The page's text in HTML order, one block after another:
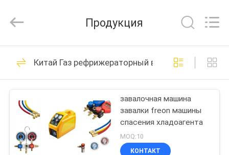
ДОМ
ПРОДУКТЫ
НАС
Rights
by
Конкретный
автоклав
55
Продукция
Китай Газ рефрижераторный восстановления
завалочная машина
завалки freon машины
спасения хладоагента
MOQ:10
КОНТАКТ